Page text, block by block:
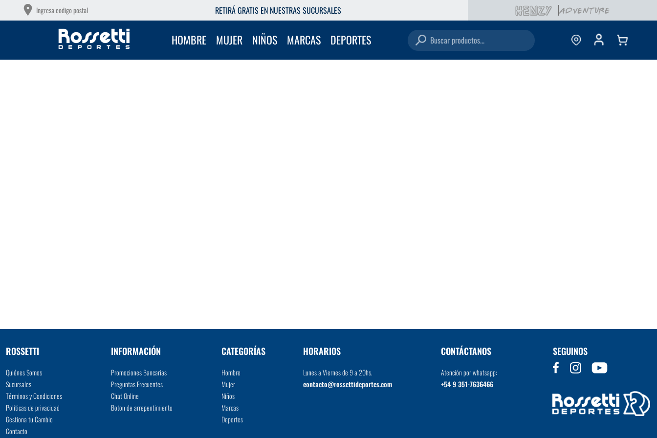
Ingresa codigo postal
SIN INTERÉS CON TU DEBITO RETIRÁ GRATIS EN NUESTRAS SUCURSALES
HOMBRE MUJER NIÑOS MARCAS DEPORTES Buscar productos...
ROSSETTI
Quiénes Somos
Sucursales
Términos y Condiciones
Políticas de privacidad
Gestiona tu Cambio
Contacto
INFORMACIÓN
Promociones Bancarias
Preguntas Frecuentes
Chat Online
Boton de arrepentimiento
CATEGORÍAS
Hombre
Mujer
Niños
Marcas
Deportes
HORARIOS
Lunes a Viernes de 9 a 20hs.
contacto@rossettideportes.com
CONTÁCTANOS
Atención por whatsapp:
+54 9 351-7636466
SEGUINOS